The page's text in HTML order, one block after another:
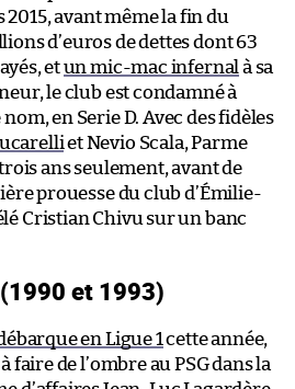
avant même la fin du
d’euros de dettes dont 63
etun mic-mac infernal à sa
le club est condamné à
en Serie D. Avec des fidèles
et Nevio Scala, Parme
ans seulement, avant de
prouesse du club d’Émilie-
Cristian Chivu sur un banc
et 1993)
en Ligue 1cette année,
faire de l’ombre au PSG dans la